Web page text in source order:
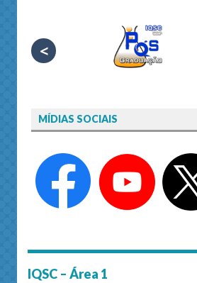
<
MÍDIAS SOCIAIS
IQSC – Área 1